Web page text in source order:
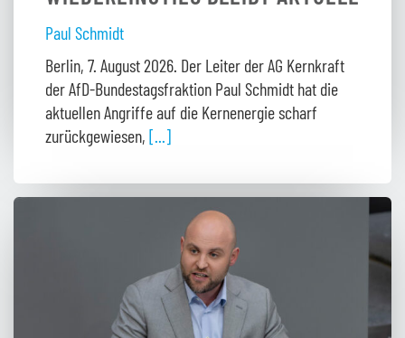
Paul Schmidt
Berlin, 7. August 2026. Der Leiter der AG Kernkraft
der AfD-Bundestagsfraktion Paul Schmidt hat die
aktuellen Angriffe auf die Kernenergie scharf
zurückgewiesen, [...]